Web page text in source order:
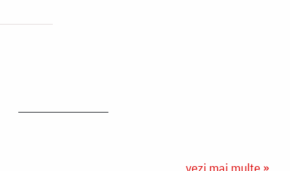
vezi mai multe »